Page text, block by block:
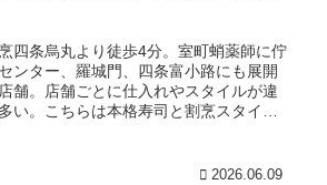
四条烏丸より徒歩4分。室町蛸薬師に佇
ンター、羅城門、四条富小路にも展開
舗。店舗ごとに仕入れやスタイルが違
い。こちらは本格寿司と割烹スタイル
2026.06.09